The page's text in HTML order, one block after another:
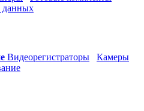
данных
Видеорегистраторы
Камеры